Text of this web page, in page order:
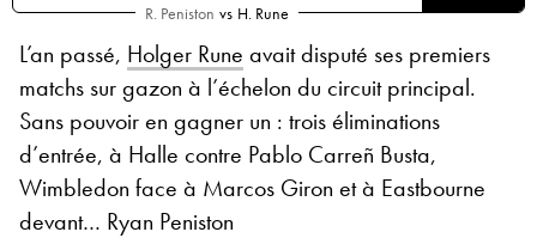
R. Peniston vs H. Rune
L’an passé, Holger Rune avait disputé ses premiers
matchs sur gazon à l’échelon du circuit principal.
Sans pouvoir en gagner un : trois éliminations
d’entrée, à Halle contre Pablo Carreñ Busta,
Wimbledon face à Marcos Giron et à Eastbourne
devant… Ryan Peniston